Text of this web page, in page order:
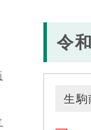
令
生駒